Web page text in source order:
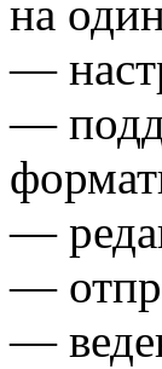
на
—
—
—
—
—